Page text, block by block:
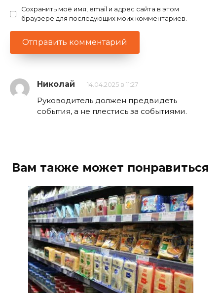
Сохранить моё имя, email и адрес сайта в этом
браузере для последующих моих комментариев.
Николай 14.04.2025 в 11:27
Руководитель должен предвидеть
события, а не плестись за событиями.
Вам также может понравиться